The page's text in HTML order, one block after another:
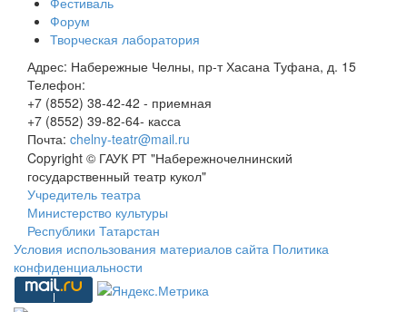
Форум
Творческая лаборатория
Адрес: Набережные Челны, пр-т Хасана Туфана, д. 15
Телефон:
+7 (8552) 38-42-42 - приемная
+7 (8552) 39-82-64- касса
Почта: chelny-teatr@mail.ru
Copyright © ГАУК РТ "Набережночелнинский
государственный театр кукол"
Учредитель театра
Министерство культуры
Республики Татарстан
Условия использования материалов сайта Политика
конфиденциальности